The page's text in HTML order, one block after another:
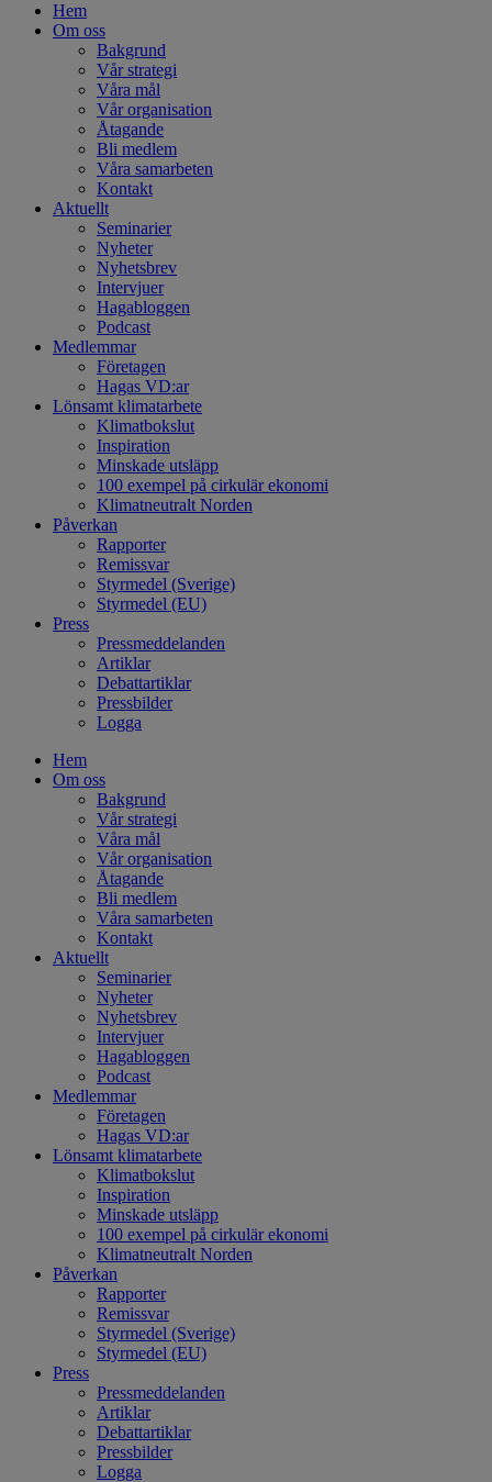
Hem
Om oss
Bakgrund
Vår strategi
Våra mål
Vår organisation
Åtagande
Bli medlem
Våra samarbeten
Kontakt
Aktuellt
Seminarier
Nyheter
Nyhetsbrev
Intervjuer
Hagabloggen
Podcast
Medlemmar
Företagen
Hagas VD:ar
Lönsamt klimatarbete
Klimatbokslut
Inspiration
Minskade utsläpp
100 exempel på cirkulär ekonomi
Klimatneutralt Norden
Påverkan
Rapporter
Remissvar
Styrmedel (Sverige)
Styrmedel (EU)
Press
Pressmeddelanden
Artiklar
Debattartiklar
Pressbilder
Logga
Hem
Om oss
Bakgrund
Vår strategi
Våra mål
Vår organisation
Åtagande
Bli medlem
Våra samarbeten
Kontakt
Aktuellt
Seminarier
Nyheter
Nyhetsbrev
Intervjuer
Hagabloggen
Podcast
Medlemmar
Företagen
Hagas VD:ar
Lönsamt klimatarbete
Klimatbokslut
Inspiration
Minskade utsläpp
100 exempel på cirkulär ekonomi
Klimatneutralt Norden
Påverkan
Rapporter
Remissvar
Styrmedel (Sverige)
Styrmedel (EU)
Press
Pressmeddelanden
Artiklar
Debattartiklar
Pressbilder
Logga